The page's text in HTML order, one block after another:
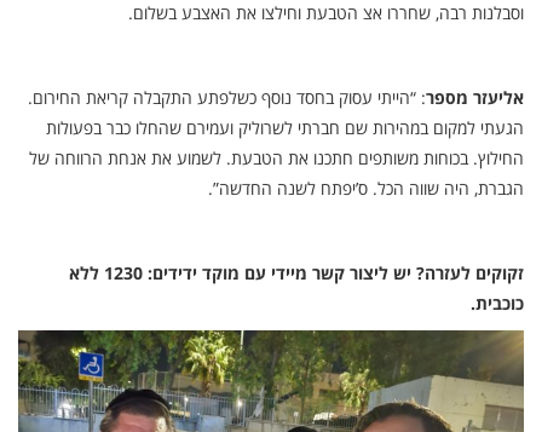
וסבלנות רבה, שחררו אצ הטבעת וחילצו את האצבע בשלום.
אליעזר מספר: “הייתי עסוק בחסד נוסף כשלפתע התקבלה קריאת החירום.
הגעתי למקום במהירות שם חברתי לשרוליק ועמירם שהחלו כבר בפעולות
החילוץ. בכוחות משותפים חתכנו את הטבעת. לשמוע את אנחת הרווחה של
הגברת, היה שווה הכל. ס’יפתח לשנה החדשה”.
זקוקים לעזרה? יש ליצור קשר מיידי עם מוקד ידידים: 1230 ללא
כוכבית.